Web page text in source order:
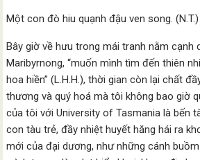
Một con đò hiu quạnh đậu ven song. (N.T.)
Bây giờ về hưu trong mái tranh nằm cạnh
Maribyrnong, “muốn mình tìm đến thiên
hoa hiền” (L.H.H.), thời gian còn lại chất
thương và quý hoá mà tôi không bao giờ
của tôi với University of Tasmania là bến
con tàu trẻ, đầy nhiệt huyết hăng hái ra
mới của đại dương, như những cánh